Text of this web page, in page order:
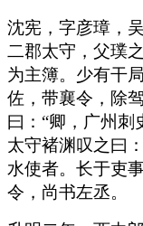
沈宪，字彦璋，
二郡太守，父璞
为主簿。少有干
佐，带襄令，除
曰：“卿，广州刺
太守褚渊叹之曰
水使者。长于吏
令，尚书左丞。